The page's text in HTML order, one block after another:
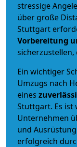
stressige
über große
Stuttgart
Vorbereitung
sicherzustellen,
Ein wichtiger
Umzugs nach
eines
Stuttgart. Es ist
Unternehmen
und
erfolgreich